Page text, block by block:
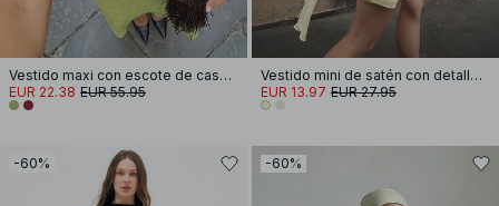
Vestido maxi con escote de cascada
EUR 22.38 EUR 55.95
Vestido mini de satén con detalle de pañuelo
EUR 13.97 EUR 27.95
-60% -60%